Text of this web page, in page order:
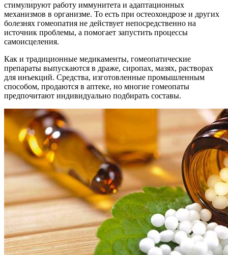
стимулируют работу иммунитета и адаптационных
механизмов в организме. То есть при остеохондрозе и других
болезнях гомеопатия не действует непосредственно на
источник проблемы, а помогает запустить процессы
самоисцеления.
Как и традиционные медикаменты, гомеопатические
препараты выпускаются в драже, сиропах, мазях, растворах
для инъекций. Средства, изготовленные промышленным
способом, продаются в аптеке, но многие гомеопаты
предпочитают индивидуально подбирать составы.